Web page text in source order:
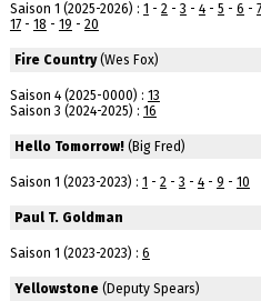
Saison 1 (2025-2026) : 1 - 2- 3 - 4- 5 - 6 - 7
17- 18 - 19 - 20
Fire Country(Wes Fox)
Saison 4 (2025-0000) : 13
Saison 3 (2024-2025) : 16
Hello Tomorrow!(Big Fred)
Saison 1 (2023-2023) : 1 - 2- 3 - 4- 9 - 10
Paul T. Goldman
Saison 1 (2023-2023) : 6
Yellowstone(Deputy Spears)